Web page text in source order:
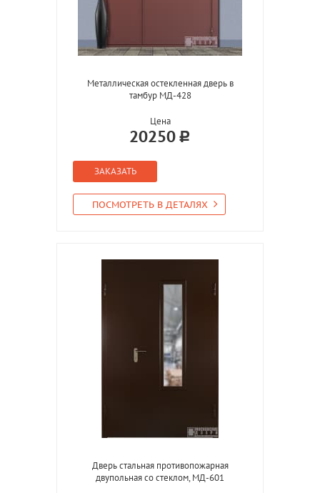
Металлическая остекленная дверь в
тамбур МД-428
Цена
20250
ЗАКАЗАТЬ
ПОСМОТРЕТЬ В ДЕТАЛЯХ
Дверь стальная противопожарная
двупольная со стеклом, МД-601